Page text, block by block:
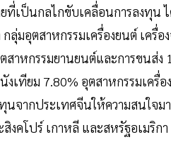
ที่เป็นกลไกขับเคลื่อนการลงทุน
ลุ่มอุตสาหกรรมเครื่องยนต์ เค
สาหกรรมยานยนต์และการขน
เทียม 7.80% อุตสาหกรรมเครื่
จากประเทศจีนให้ความสนใจ
คโปร์ เกาหลี และสหรัฐอเมริกา